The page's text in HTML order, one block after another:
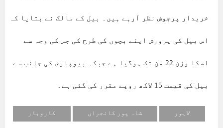
خریدار پرجوش نظر آرہے ہیں۔ بیل کے مالک نے بتایا کہ
اس بیل کی پرورش اپنے بچوں کی طرح کی جس کی وجہ سے
اسکا وزن 22 من تک ہوگیا ہے جبکہ بیوپاری کی جانب سے
بیل کی قیمت 15 لاکھ روپے مقرر کی گئی ہے۔
لاہور شاہ پور کانجراں کاروبار